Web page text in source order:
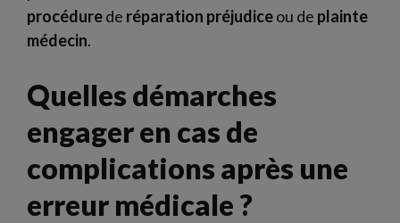
procédurede réparation préjudiceou de plainte
médecin.
Quelles démarches
engager en cas de
complications après une
erreur médicale ?